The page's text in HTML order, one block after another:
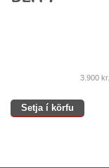
3.900kr.
Setja í körfu